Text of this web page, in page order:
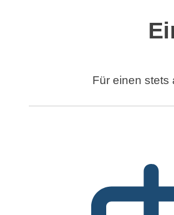
Für einen stets